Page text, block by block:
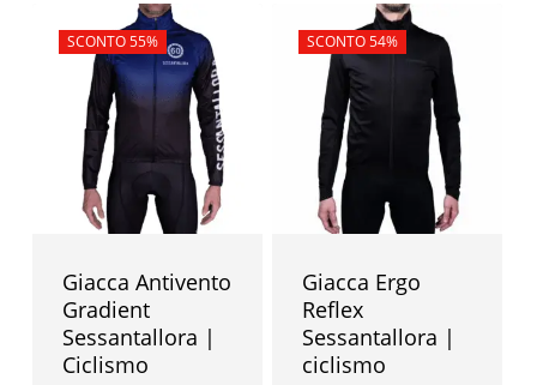
In offerta!
Giacca Antivento
Gradient
Sessantallora |
Ciclismo
SCONTO 55% In offerta!
Giacca Ergo
Reflex
Sessantallora |
ciclismo
SCONTO 54%